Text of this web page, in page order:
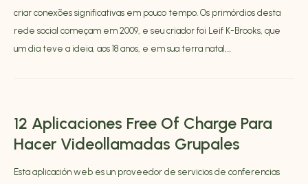
criar conexões significativas em pouco tempo. Os primórdios desta
rede social começam em 2009, e seu criador foi Leif K-Brooks, que
um dia teve a ideia, aos 18 anos, e em sua terra natal,...
12 Aplicaciones Free Of Charge Para
Hacer Videollamadas Grupales
Esta aplicación web es un proveedor de servicios de conferencias